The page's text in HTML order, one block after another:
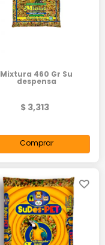
Mixtura 460 Gr Su
despensa
$ 3,313
Comprar